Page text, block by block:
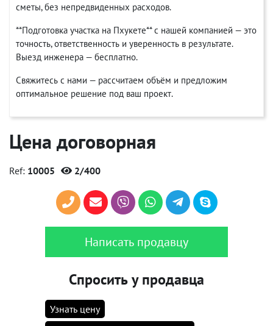
сметы, без непредвиденных расходов.
**Подготовка участка на Пхукете** с нашей компанией — это
точность, ответственность и уверенность в результате.
Выезд инженера — бесплатно.
Свяжитесь с нами — рассчитаем объём и предложим
оптимальное решение под ваш проект.
Цена договорная
Ref: 10005 2/400
Написать продавцу
Спросить у продавца
Узнать цену